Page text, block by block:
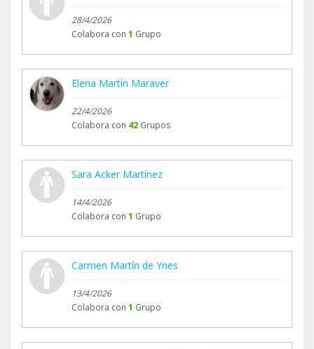
28/4/2026
Colabora con 1 Grupo
Elena Martín Maraver
22/4/2026
Colabora con 42 Grupos
Sara Acker Martínez
14/4/2026
Colabora con 1 Grupo
Carmen Martín de Ynes
13/4/2026
Colabora con 1 Grupo